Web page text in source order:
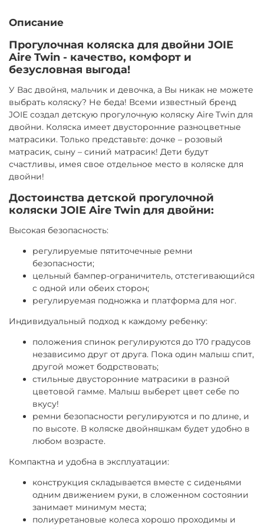
Доставка за МКАД — от 600 ₽
Завтра или позже, до 30 км от МКАД
Экспресс-доставка — от 800 ₽
Сегодня
Возврат курьером (по тарифам доставки) или в ПВЗ (ул.
Никулинская 23к1) ежедневно 9:00–21:00
паспорт РФ для подтверждения личности. Если
паспорта РФ нет, потребуется залог (от 1000 ₽)
или через нашего курьера, при досрочном возврате
оплата не пересчитывается.
Продлить аренду можно онлайн, сообщив нам
минимум за сутки до окончания срока и оплатив
продление.
Описание
Прогулочная коляска для двойни JOIE
Aire Twin - качество, комфорт и
безусловная выгода!
У Вас двойня, мальчик и девочка, а Вы никак не можете
выбрать коляску? Не беда! Всеми известный бренд
JOIE создал детскую прогулочную коляску Aire Twin для
двойни. Коляска имеет двусторонние разноцветные
матрасики. Только представьте: дочке – розовый
матрасик, сыну – синий матрасик! Дети будут
счастливы, имея свое отдельное место в коляске для
двойни!
Достоинства детской прогулочной
коляски JOIE Aire Twin для двойни:
Высокая безопасность:
регулируемые пятиточечные ремни
безопасности;
цельный бампер-ограничитель, отстегивающийся
с одной или обеих сторон;
регулируемая подножка и платформа для ног.
Индивидуальный подход к каждому ребенку:
положения спинок регулируются до 170 градусов
независимо друг от друга. Пока один малыш спит,
другой может бодрствовать;
стильные двусторонние матрасики в разной
цветовой гамме. Малыш выберет цвет себе по
вкусу!
ремни безопасности регулируются и по длине, и
по высоте. В коляске двойняшкам будет удобно в
любом возрасте.
Компактна и удобна в эксплуатации:
конструкция складывается вместе с сиденьями
одним движением руки, в сложенном состоянии
занимает минимум места;
полиуретановые колеса хорошо проходимы и